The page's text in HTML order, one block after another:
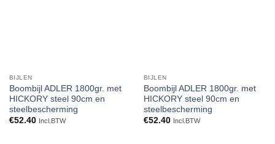
BIJLEN
Boombijl ADLER 1800gr. met
HICKORY steel 90cm en
steelbescherming
€52.40 Incl.BTW
BIJLEN
Boombijl ADLER 1800gr. met
HICKORY steel 90cm en
steelbescherming
€52.40 Incl.BTW